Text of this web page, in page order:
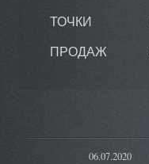
ТОЧКИ
ПРОДАЖ
06.07.2020